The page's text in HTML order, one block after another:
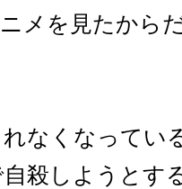
メを見たから
なくなってい
殺しようとす